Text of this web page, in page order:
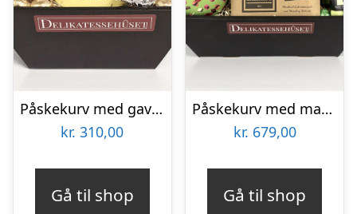
Påskekurv med gaveæske med påskeæg
kr. 310,00
Gå til shop
Påskekurv med masser af dansk lakrids
kr. 679,00
Gå til shop